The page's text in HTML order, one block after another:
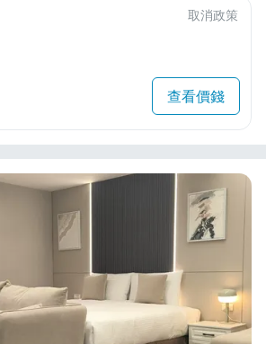
取消政策
查看價錢